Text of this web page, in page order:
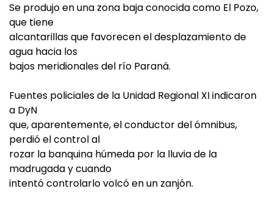
Se produjo en una zona baja conocida como El Pozo,
que tiene
alcantarillas que favorecen el desplazamiento de
agua hacia los
bajos meridionales del río Paraná.
Fuentes policiales de la Unidad Regional XI indicaron
a DyN
que, aparentemente, el conductor del ómnibus,
perdió el control al
rozar la banquina húmeda por la lluvia de la
madrugada y cuando
intentó controlarlo volcó en un zanjón.